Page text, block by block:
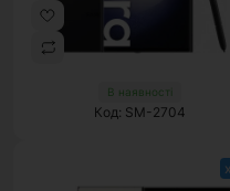
В наявності
Код: SM-2704